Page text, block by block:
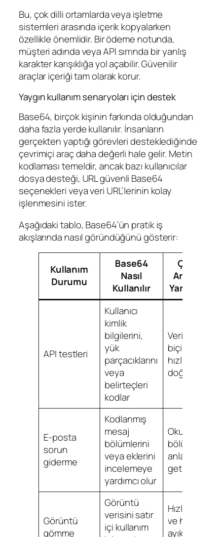
Bu, çok dilli ortamlarda veya işletme
sistemleri arasında içerik kopyalarken
özellikle önemlidir. Bir ödeme notunda,
müşteri adında veya API sırrında bir yanlış
karakter karışıklığa yol açabilir. Güvenilir
araçlar içeriği tam olarak korur.
Yaygın kullanım senaryoları için destek
Base64, birçok kişinin farkında olduğundan
daha fazla yerde kullanılır. İnsanların
gerçekten yaptığı görevleri desteklediğinde
çevrimiçi araç daha değerli hale gelir. Metin
kodlaması temeldir, ancak bazı kullanıcılar
dosya desteği, URL güvenli Base64
seçenekleri veya veri URL’lerinin kolay
işlenmesini ister.
Aşağıdaki tablo, Base64’ün pratik iş
akışlarında nasıl göründüğünü gösterir:
Kullanım
Durumu
Base64
Nasıl
Kullanılır
Çevrimiçi
Araç
Yardımcı
API testleri
Kullanıcı
kimlik
bilgilerini,
yük
parçacıklarını
veya
belirteçleri
kodlar
Verinin
hızlıca
doğrular
E-posta
sorun
giderme
Kodlanmış
mesaj
bölümlerini
veya eklerini
incelemeye
yardımcı olur
Okunması
bölümleri
anlaşılır hale
getirir
Görüntü
gömme
Görüntü
verisini satır
içi kullanım
Hızlı
ve hata
ayıklama için